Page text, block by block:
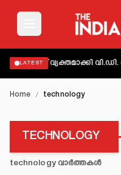
LATESTവ്യക്തമാക്കി
Home / technology
TECHNOLOGY
technologyവാർത്തകൾ